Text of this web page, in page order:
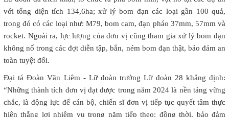
với tổng diện tích 134,6ha; xử lý bom đạn các loại gần 100 quả,
trong đó có các loại như: M79, bom cam, đạn pháo 37mm, 57mm và
rocket. Ngoài ra, lực lượng của đơn vị cũng tham gia xử lý bom đạn
không nổ trong các đợt diễn tập, bắn, ném bom đạn thật, bảo đảm an
toàn tuyệt đối.
Đại tá Đoàn Văn Liêm - Lữ đoàn trưởng Lữ đoàn 28 khẳng định:
“Những thành tích đơn vị đạt được trong năm 2024 là nền tảng vững
chắc, là động lực để cán bộ, chiến sĩ đơn vị tiếp tục quyết tâm thực
hiện thắng lợi nhiệm vụ trong năm tiếp theo; đồng thời, bảo đảm